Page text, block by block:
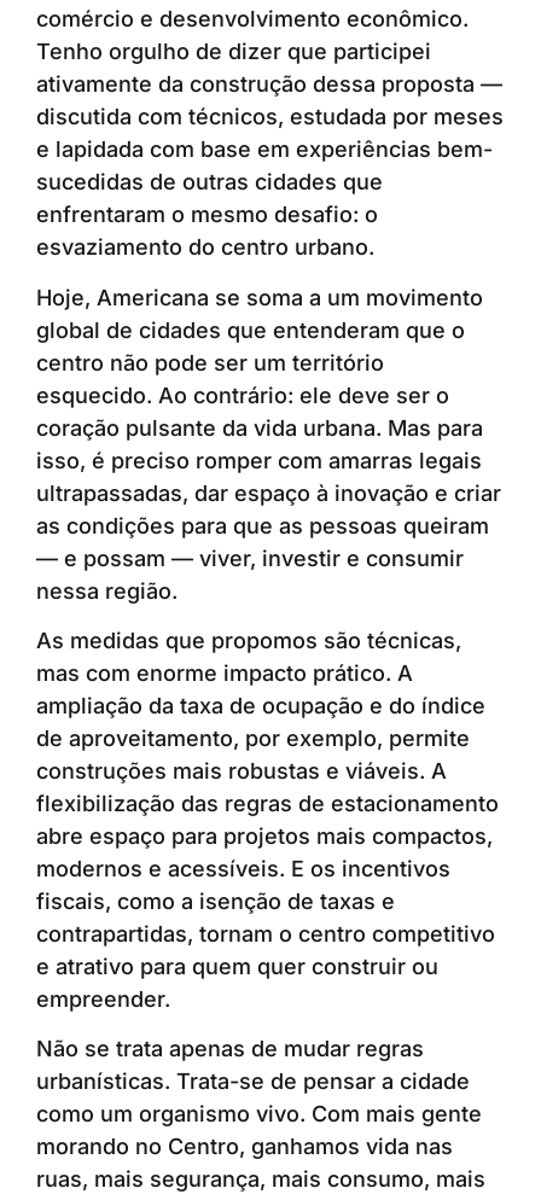
comércio e desenvolvimento econômico.
Tenho orgulho de dizer que participei
ativamente da construção dessa proposta —
discutida com técnicos, estudada por meses
e lapidada com base em experiências bem-
sucedidas de outras cidades que
enfrentaram o mesmo desafio: o
esvaziamento do centro urbano.
Hoje, Americana se soma a um movimento
global de cidades que entenderam que o
centro não pode ser um território
esquecido. Ao contrário: ele deve ser o
coração pulsante da vida urbana. Mas para
isso, é preciso romper com amarras legais
ultrapassadas, dar espaço à inovação e criar
as condições para que as pessoas queiram
— e possam — viver, investir e consumir
nessa região.
As medidas que propomos são técnicas,
mas com enorme impacto prático. A
ampliação da taxa de ocupação e do índice
de aproveitamento, por exemplo, permite
construções mais robustas e viáveis. A
flexibilização das regras de estacionamento
abre espaço para projetos mais compactos,
modernos e acessíveis. E os incentivos
fiscais, como a isenção de taxas e
contrapartidas, tornam o centro competitivo
e atrativo para quem quer construir ou
empreender.
Não se trata apenas de mudar regras
urbanísticas. Trata-se de pensar a cidade
como um organismo vivo. Com mais gente
morando no Centro, ganhamos vida nas
ruas, mais segurança, mais consumo, mais